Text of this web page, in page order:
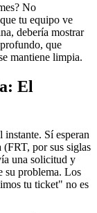
No
tu equipo ve
debería mostrar
que
mantiene limpia.
El
instante. Sí esperan
(FRT, por sus siglas
una solicitud y
su problema. Los
tu ticket" no es